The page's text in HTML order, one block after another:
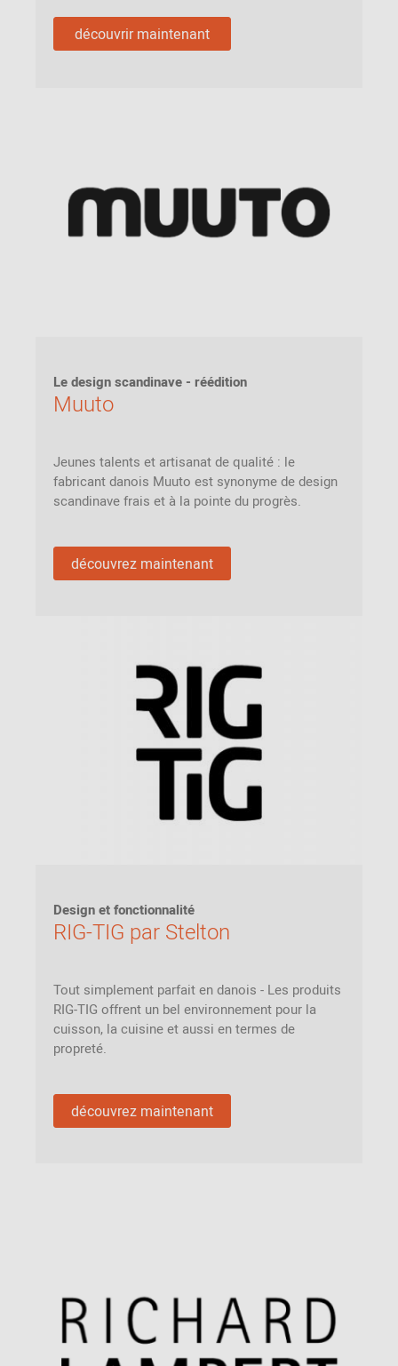
découvrir maintenant
Le design scandinave - réédition
Muuto
Jeunes talents et artisanat de qualité : le
fabricant danois Muuto est synonyme de design
scandinave frais et à la pointe du progrès.
découvrez maintenant
Design et fonctionnalité
RIG-TIG par Stelton
Tout simplement parfait en danois - Les produits
RIG-TIG offrent un bel environnement pour la
cuisson, la cuisine et aussi en termes de
propreté.
découvrez maintenant